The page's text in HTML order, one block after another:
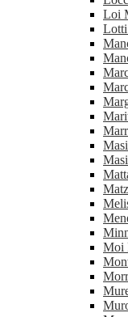
Loi
Lotti
Moi